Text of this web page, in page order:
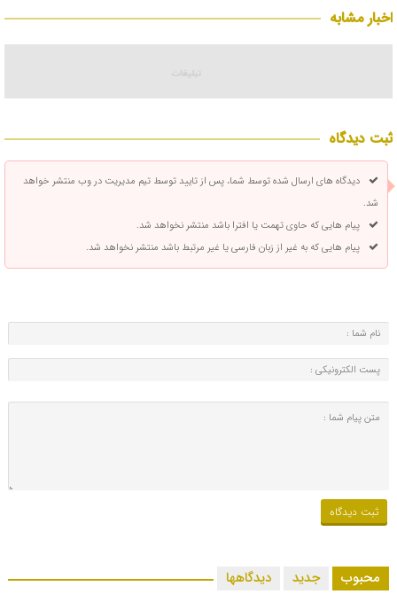
اخبار مشابه
ثبت دیدگاه
دیدگاه های ارسال شده توسط شما، پس از تایید توسط تیم مدیریت در وب منتشر خواهد
شد.
پیام هایی که حاوی تهمت یا افترا باشد منتشر نخواهد شد.
پیام هایی که به غیر از زبان فارسی یا غیر مرتبط باشد منتشر نخواهد شد.
محبوب جدید دیدگاهها